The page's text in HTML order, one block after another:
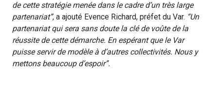
de cette stratégie menée dans le cadre d’un très large
partenariat”, a ajouté Evence Richard, préfet du Var. “Un
partenariat qui sera sans doute la clé de voûte de la
réussite de cette démarche. En espérant que le Var
puisse servir de modèle à d’autres collectivités. Nous y
mettons beaucoup d’espoir”.